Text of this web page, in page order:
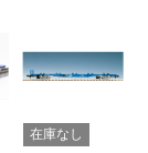
ジ
在庫なし